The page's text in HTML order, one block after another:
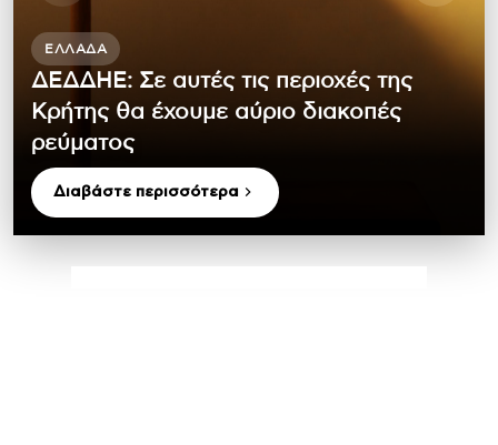
ΕΛΛΆΔΑ
ΔΕΔΔΗΕ: Σε αυτές τις περιοχές της
Κρήτης θα έχουμε αύριο διακοπές
ρεύματος
Διαβάστε περισσότερα